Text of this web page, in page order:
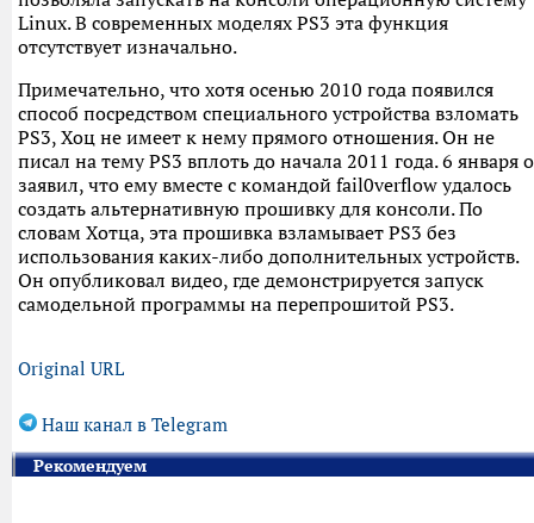
Linux. В современных моделях PS3 эта функция
отсутствует изначально.
Примечательно, что хотя осенью 2010 года появился
способ посредством специального устройства взломать
PS3, Хоц не имеет к нему прямого отношения. Он не
писал на тему PS3 вплоть до начала 2011 года. 6 января
заявил, что ему вместе с командой fail0verflow удалось
создать альтернативную прошивку для консоли. По
словам Хотца, эта прошивка взламывает PS3 без
использования каких-либо дополнительных устройств.
Он опубликовал видео, где демонстрируется запуск
самодельной программы на перепрошитой PS3.
Original URL
Наш канал в Telegram
Рекомендуем